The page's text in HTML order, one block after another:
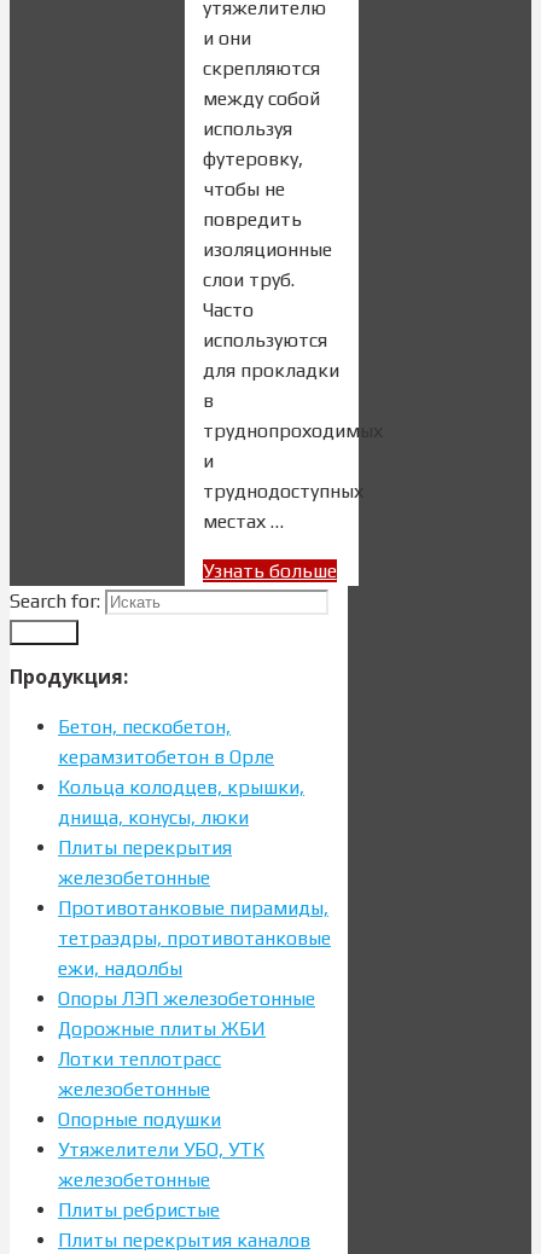
утяжелителю
и они
скрепляются
между собой
используя
футеровку,
чтобы не
повредить
изоляционные
слои труб.
Часто
используются
для прокладки
в
труднопроходимых
и
труднодоступных
местах …
Узнать больше
Search for:
Продукция:
Бетон, пескобетон,
керамзитобетон в Орле
Кольца колодцев, крышки,
днища, конусы, люки
Плиты перекрытия
железобетонные
Противотанковые пирамиды,
тетраэдры, противотанковые
ежи, надолбы
Опоры ЛЭП железобетонные
Дорожные плиты ЖБИ
Лотки теплотрасс
железобетонные
Опорные подушки
Утяжелители УБО, УТК
железобетонные
Плиты ребристые
Плиты перекрытия каналов